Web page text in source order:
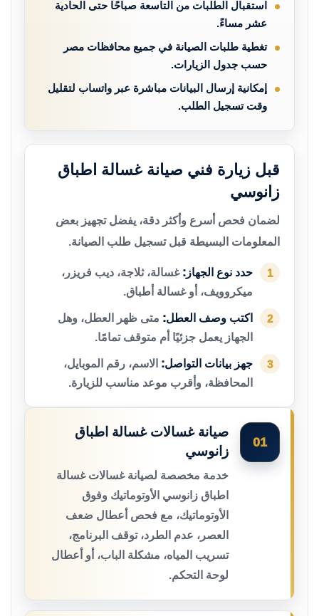
استقبال الطلبات من التاسعة صباحًا حتى الحادية
عشر مساءً.
تغطية طلبات الصيانة في جميع محافظات مصر
حسب جدول الزيارات.
إمكانية إرسال البيانات مباشرة عبر واتساب لتقليل
وقت تسجيل الطلب.
قبل زيارة فني صيانة غسالة اطباق
زانوسي
لضمان فحص أسرع وأكثر دقة، يفضل تجهيز بعض
المعلومات البسيطة قبل تسجيل طلب الصيانة.
1 حدد نوع الجهاز: غسالة، ثلاجة، ديب فريزر،
ميكروويف، أو غسالة أطباق.
2 اكتب وصف العطل: متى ظهر العطل، وهل
الجهاز يعمل جزئيًا أم متوقف تمامًا.
3 جهز بيانات التواصل: الاسم، رقم الموبايل،
المحافظة، وأقرب موعد مناسب للزيارة.
01
صيانة غسالات غسالة اطباق
زانوسي
خدمة مخصصة لصيانة غسالات غسالة
اطباق زانوسي الأوتوماتيك وفوق
الأوتوماتيك، مع فحص أعطال ضعف
العصر، عدم الطرد، توقف البرنامج،
تسريب المياه، مشكلة الباب، أو أعطال
لوحة التحكم.